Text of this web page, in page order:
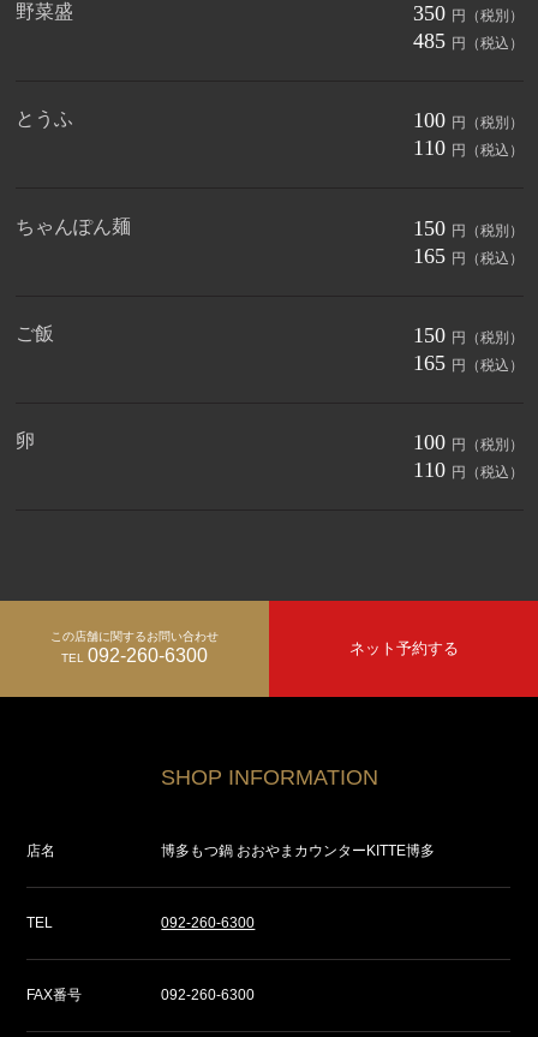
野菜盛 350 円（税別）
485 円（税込）
とうふ 100 円（税別）
110 円（税込）
ちゃんぽん麺 150 円（税別）
165 円（税込）
ご飯 150 円（税別）
165 円（税込）
卵 100 円（税別）
110 円（税込）
この店舗に関するお問い合わせ
TEL 092-260-6300 ネット予約する
SHOP INFORMATION
店名 博多もつ鍋 おおやまカウンターKITTE博多
TEL 092-260-6300
FAX番号 092-260-6300